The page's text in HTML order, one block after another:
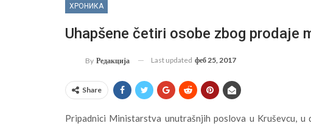
ХРОНИКА
Uhapšene četiri osobe zbog prodaje
By Редакција Last updated феб 25, 2017
Share
Pripadnici Ministarstva unutrašnjih poslova u Kruševcu,